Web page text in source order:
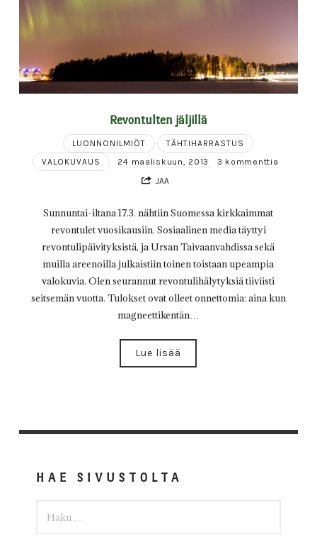
Revontulten jäljillä
LUONNONILMIÖT
TÄHTIHARRASTUS
VALOKUVAUS
24 maaliskuun, 2013
3 kommenttia
JAA
Sunnuntai-iltana 17.3. nähtiin Suomessa kirkkaimmat
revontulet vuosikausiin. Sosiaalinen media täyttyi
revontulipäivityksistä, ja Ursan Taivaanvahdissa sekä
muilla areenoilla julkaistiin toinen toistaan upeampia
valokuvia. Olen seurannut revontulihälytyksiä tiiviisti
seitsemän vuotta. Tulokset ovat olleet onnettomia: aina kun
magneettikentän…
Lue lisää
HAE SIVUSTOLTA